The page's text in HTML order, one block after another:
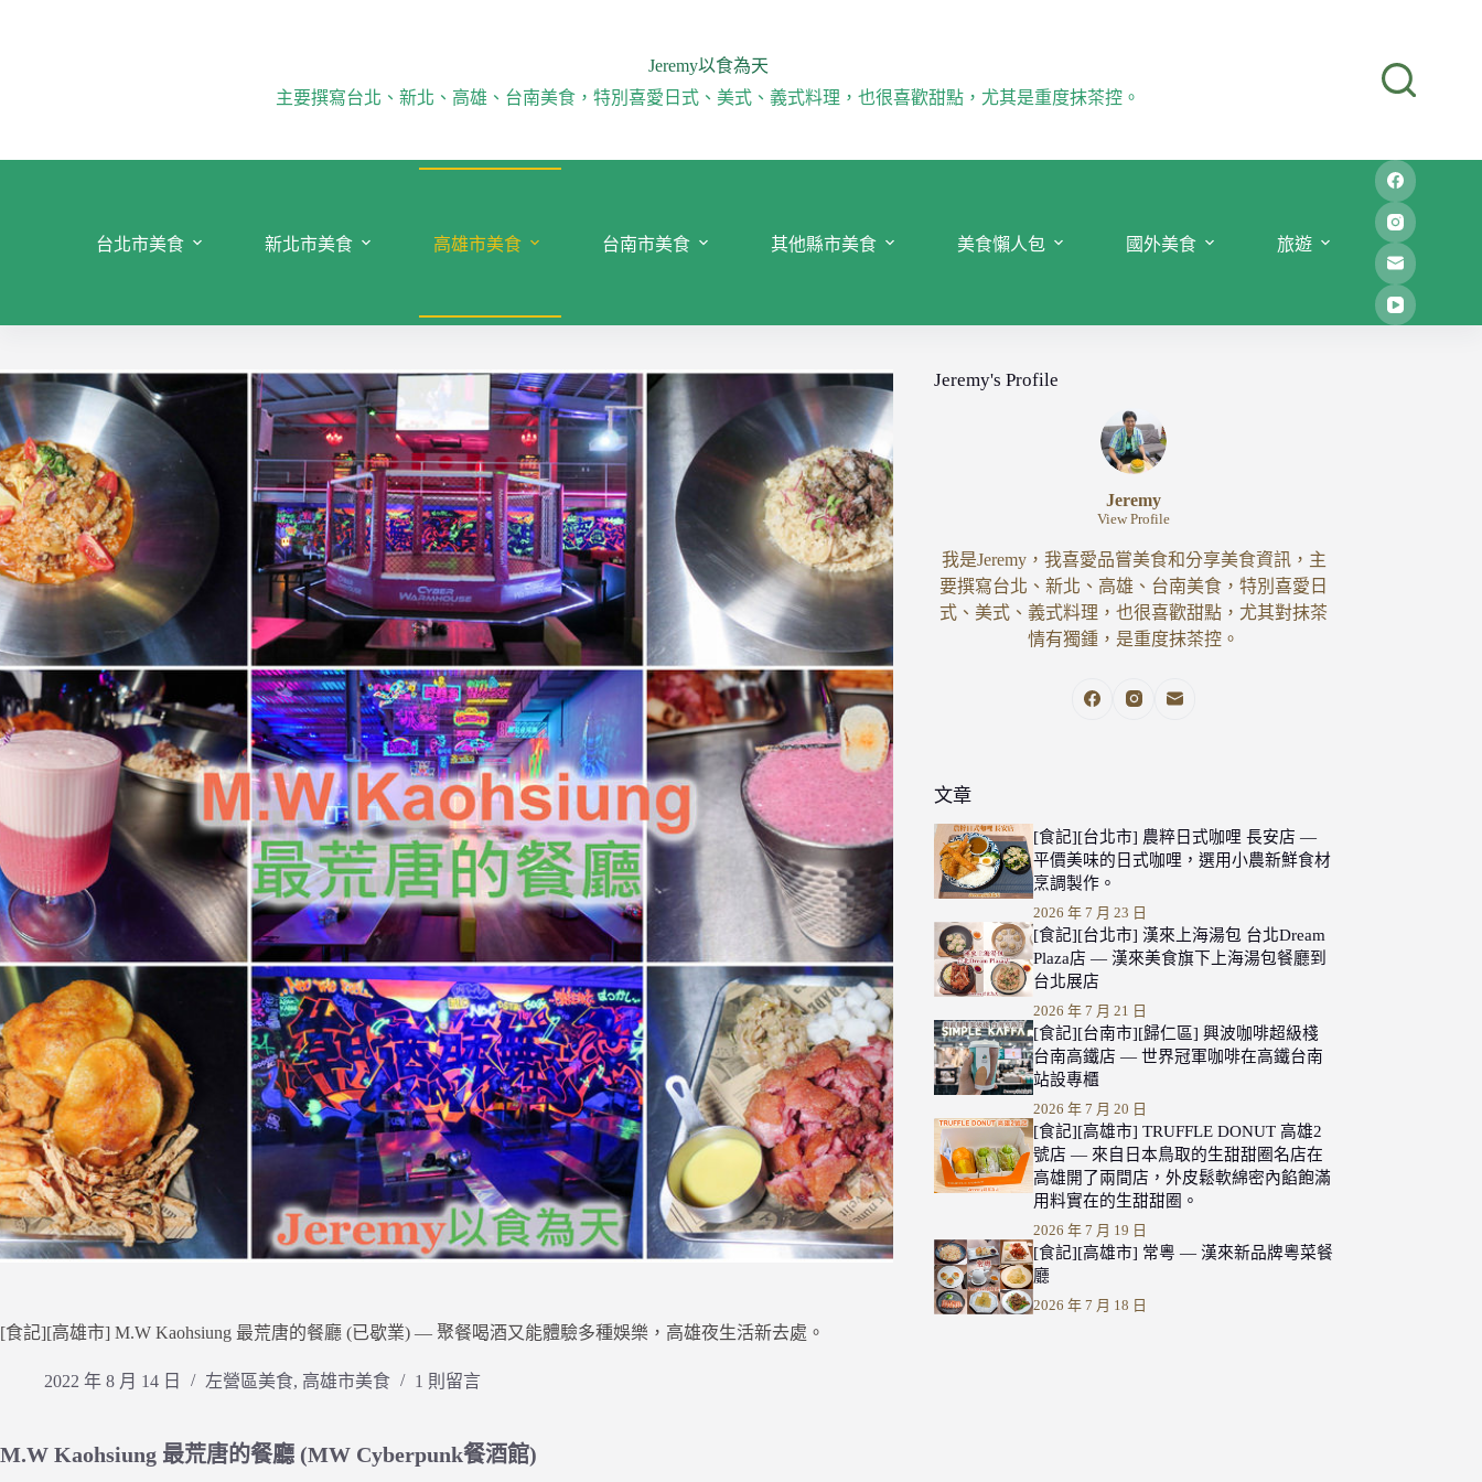
Jeremy以食為天
主要撰寫台北、新北、高雄、台南美食，特別喜愛日式、美式、義式料理，也很喜歡甜點，尤其是重度抹茶控。
台北市美食 新北市美食 高雄市美食 台南市美食 其他縣市美食 美食懶人包 國外美食 旅遊
[食記][高雄市] M.W Kaohsiung 最荒唐的餐廳 (已歇業) — 聚餐喝酒又能體驗多種娛樂，高雄夜生活新去處。
2022 年 8 月 14 日 左營區美食, 高雄市美食 1 則留言
M.W Kaohsiung 最荒唐的餐廳 (MW Cyberpunk餐酒館)
Jeremy's Profile
Jeremy
View Profile
我是Jeremy，我喜愛品嘗美食和分享美食資訊，主
要撰寫台北、新北、高雄、台南美食，特別喜愛日
式、美式、義式料理，也很喜歡甜點，尤其對抹茶
情有獨鍾，是重度抹茶控。
文章
[食記][台北市] 農粹日式咖哩 長安店 —
平價美味的日式咖哩，選用小農新鮮食材
烹調製作。
2026 年 7 月 23 日
[食記][台北市] 漢來上海湯包 台北Dream
Plaza店 — 漢來美食旗下上海湯包餐廳到
台北展店
2026 年 7 月 21 日
[食記][台南市][歸仁區] 興波咖啡超級棧
台南高鐵店 — 世界冠軍咖啡在高鐵台南
站設專櫃
2026 年 7 月 20 日
[食記][高雄市] TRUFFLE DONUT 高雄2
號店 — 來自日本鳥取的生甜甜圈名店在
高雄開了兩間店，外皮鬆軟綿密內餡飽滿
用料實在的生甜甜圈。
2026 年 7 月 19 日
[食記][高雄市] 常粵 — 漢來新品牌粵菜餐
廳
2026 年 7 月 18 日